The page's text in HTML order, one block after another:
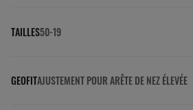
TAILLES50-19
GEOFITAJUSTEMENT POUR ARÊTE DE NEZ ÉLEVÉE